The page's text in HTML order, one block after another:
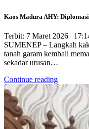
Kaos Madura AHY:
Terbit: 7 Maret 2026 |
SUMENEP – Langkah
tanah garam kembali
sekadar urusan…
Continue reading